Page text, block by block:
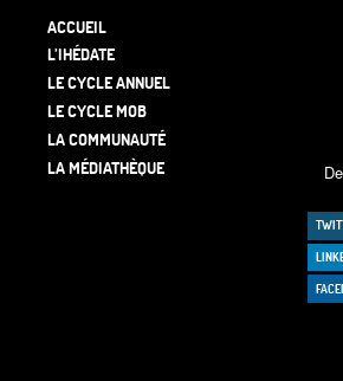
ACCUEIL
L’IHÉDATE
LE CYCLE ANNUEL
LE CYCLE MOB
LA COMMUNAUTÉ
LA MÉDIATHÈQUE